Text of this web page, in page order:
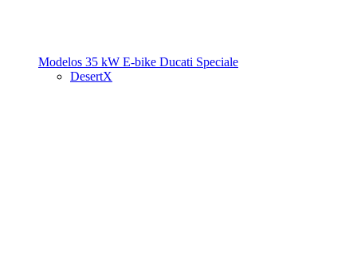
Modelos 35 kW E-bike Ducati Speciale
DesertX